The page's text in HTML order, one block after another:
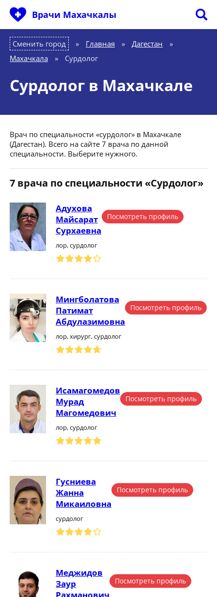
Врачи Махачкалы
Сменить город Главная » Дагестан
»
Махачкала
» Сурдолог
Сурдолог в Махачкале
Врач по специальности «сурдолог» в Махачкале
(Дагестан). Всего на сайте 7 врача по данной
специальности. Выберите нужного.
7 врача по специальности «Сурдолог»
Адухова
Майсарат
Сурхаевна
лор, сурдолог
Посмотреть профиль
Мингболатова
Патимат
Абдулазимовна
лор, хирург, сурдолог
Посмотреть профиль
Исамагомедов
Мурад
Магомедович
лор, сурдолог
Посмотреть профиль
Гусниева
Жанна
Микаиловна
сурдолог
Посмотреть профиль
Меджидов
Заур
Посмотреть профиль